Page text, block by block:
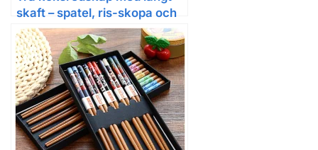
skaft – spatel, ris-skopa och
grönsaks-/köttspade för non-
stick-panna